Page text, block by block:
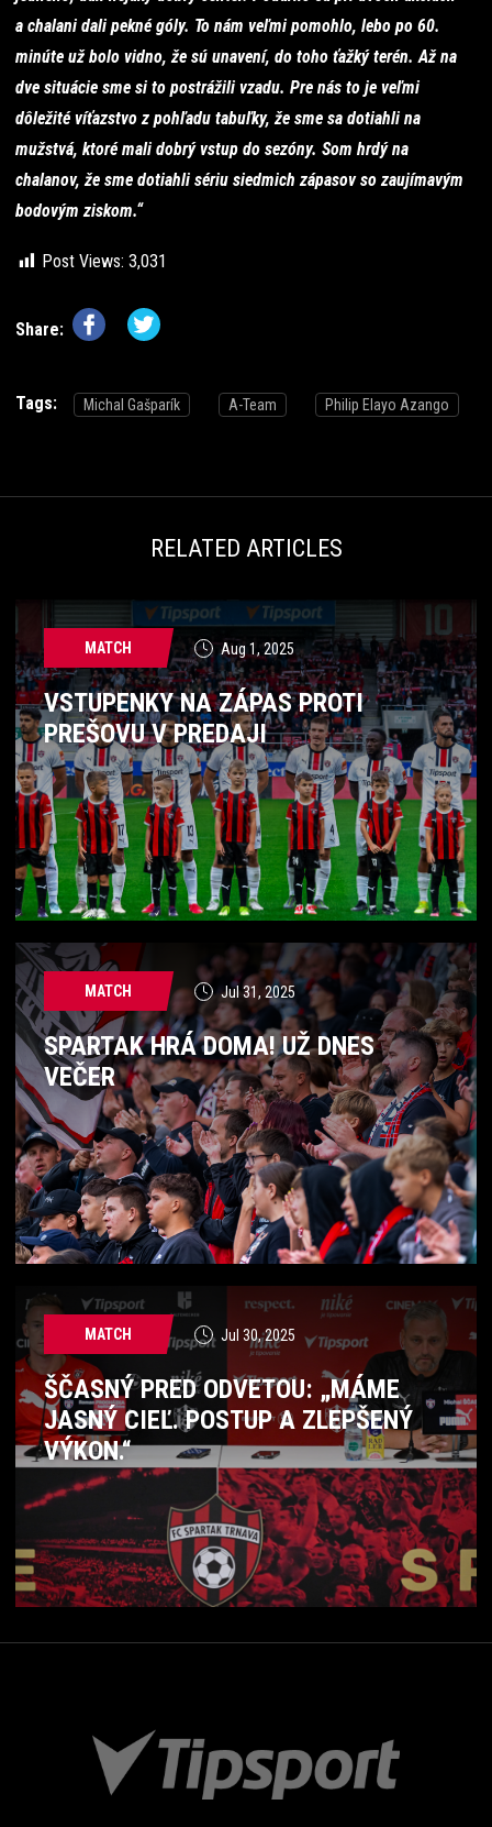
a chalani dali pekné góly. To nám veľmi pomohlo, lebo po 60.
minúte už bolo vidno, že sú unavení, do toho ťažký terén. Až na
dve situácie sme si to postrážili vzadu. Pre nás to je veľmi
dôležité víťazstvo z pohľadu tabuľky, že sme sa dotiahli na
mužstvá, ktoré mali dobrý vstup do sezóny. Som hrdý na
chalanov, že sme dotiahli sériu siedmich zápasov so zaujímavým
bodovým ziskom.“
Post Views: 3,031
Share:
Tags: Michal Gašparík A-Team Philip Elayo Azango
RELATED ARTICLES
MATCH Aug 1, 2025
VSTUPENKY NA ZÁPAS PROTI
PREŠOVU V PREDAJI
MATCH Jul 31, 2025
SPARTAK HRÁ DOMA! UŽ DNES
VEČER
MATCH Jul 30, 2025
ŠČASNÝ PRED ODVETOU: „MÁME
JASNÝ CIEĽ. POSTUP A ZLEPŠENÝ
VÝKON.“